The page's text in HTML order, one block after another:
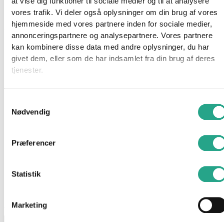
vores trafik. Vi deler også oplysninger om din brug af vores
hjemmeside med vores partnere inden for sociale medier,
annonceringspartnere og analysepartnere. Vores partnere
kan kombinere disse data med andre oplysninger, du har
givet dem, eller som de har indsamlet fra din brug af deres
tjenester.
Nødvendig
Præferencer
Statistik
Marketing
Lykke 4 pak silikonesæt med tallerken, dyb tallerken, kop og
ske – alt sammen med motiv af en sød giraf. Alle fire dele er
lavet af LFGB-certificeret silikone uden skadelige kemikalier.
Silikonen er blød og praktisk, da den tåler opvaskemaskine og
ikke går i stykker, når den tabes på gulvet.
Indhold: En ske, en tallerken, en dybtallerken, en kop
" indikerer påkrævede felter
varenavn